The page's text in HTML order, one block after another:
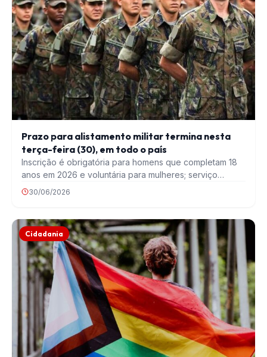
Prazo para alistamento militar termina nesta
terça-feira (30), em todo o país
Inscrição é obrigatória para homens que completam 18
anos em 2026 e voluntária para mulheres; serviço…
30/06/2026
Cidadania